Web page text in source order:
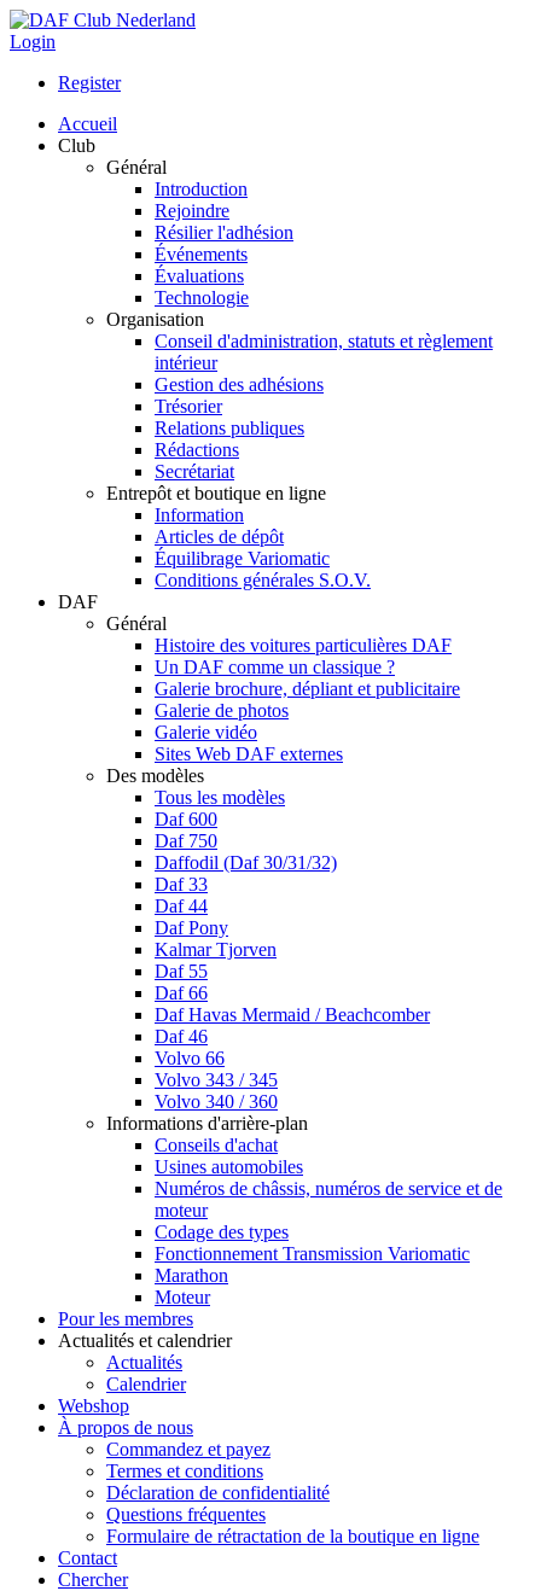
Login
Register
Accueil
Club
Général
Introduction
Rejoindre
Résilier l'adhésion
Événements
Évaluations
Technologie
Organisation
Conseil d'administration, statuts et règlement
intérieur
Gestion des adhésions
Trésorier
Relations publiques
Rédactions
Secrétariat
Entrepôt et boutique en ligne
Information
Articles de dépôt
Équilibrage Variomatic
Conditions générales S.O.V.
DAF
Général
Histoire des voitures particulières DAF
Un DAF comme un classique ?
Galerie brochure, dépliant et publicitaire
Galerie de photos
Galerie vidéo
Sites Web DAF externes
Des modèles
Tous les modèles
Daf 600
Daf 750
Daffodil (Daf 30/31/32)
Daf 33
Daf 44
Daf Pony
Kalmar Tjorven
Daf 55
Daf 66
Daf Havas Mermaid / Beachcomber
Daf 46
Volvo 66
Volvo 343 / 345
Volvo 340 / 360
Informations d'arrière-plan
Conseils d'achat
Usines automobiles
Numéros de châssis, numéros de service et de
moteur
Codage des types
Fonctionnement Transmission Variomatic
Marathon
Moteur
Pour les membres
Actualités et calendrier
Actualités
Calendrier
Webshop
À propos de nous
Commandez et payez
Termes et conditions
Déclaration de confidentialité
Questions fréquentes
Formulaire de rétractation de la boutique en ligne
Contact
Chercher